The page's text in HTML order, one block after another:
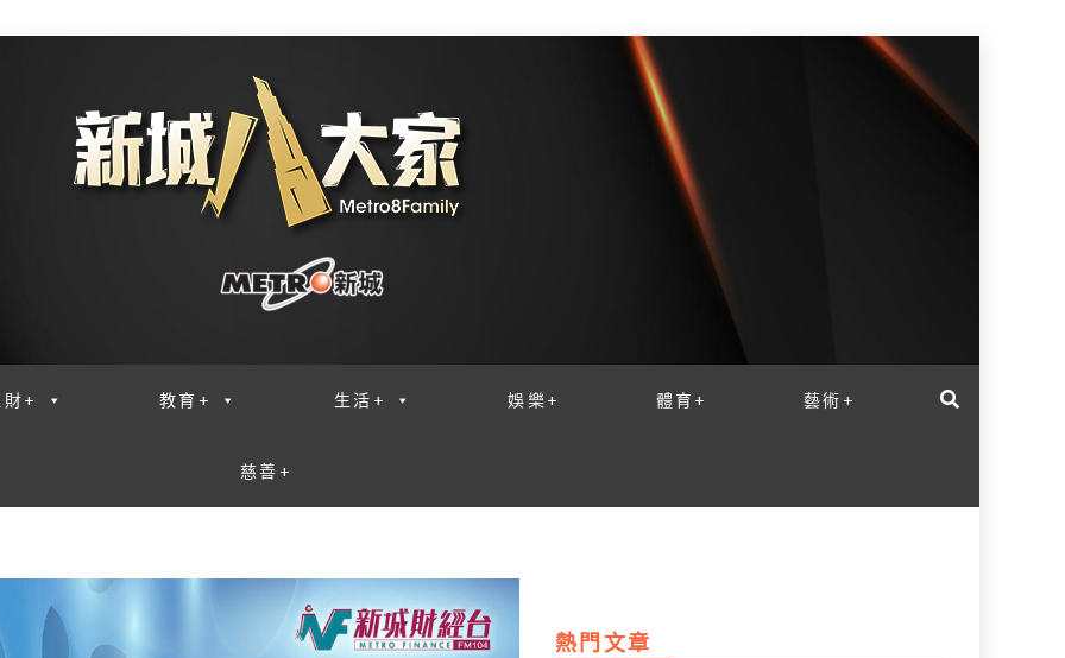
財+ 教育+ 生活+ 娛樂+ 體育+ 藝術+
慈善+
熱門文章